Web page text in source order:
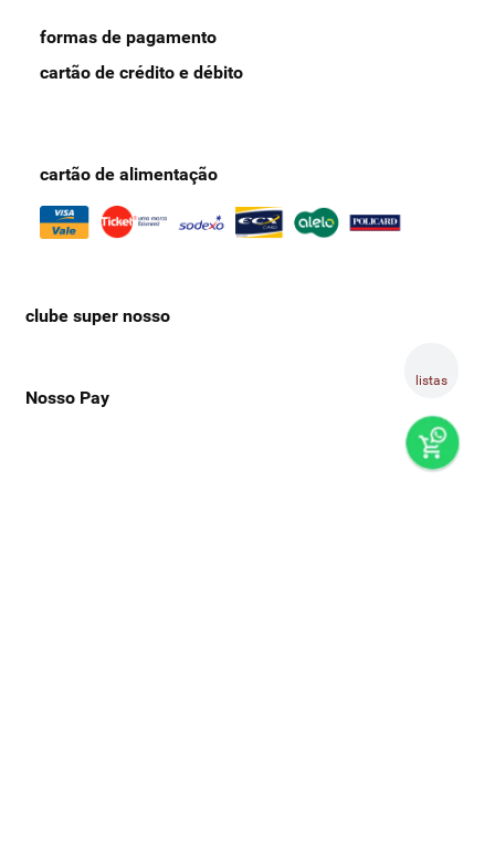
listas
formas de pagamento
cartão de crédito e débito
cartão de alimentação
clube super nosso
Nosso Pay